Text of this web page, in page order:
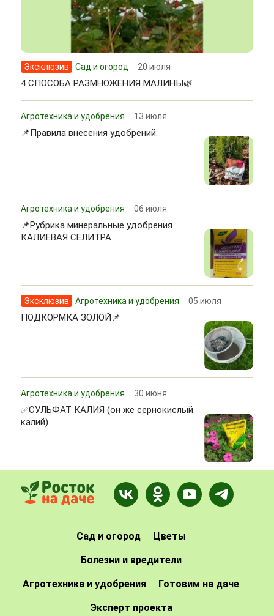
Эксклюзив Сад и огород 20 июля
4 СПОСОБА РАЗМНОЖЕНИЯ МАЛИНЫ🌿
Агротехника и удобрения 13 июля
📌Правила внесения удобрений.
Агротехника и удобрения 06 июля
📌Рубрика минеральные удобрения.
КАЛИЕВАЯ СЕЛИТРА.
Эксклюзив Агротехника и удобрения 05 июля
ПОДКОРМКА ЗОЛОЙ📌
Агротехника и удобрения 30 июня
✅СУЛЬФАТ КАЛИЯ (он же сернокислый
калий).
Сад и огород Цветы
Болезни и вредители
Агротехника и удобрения Готовим на даче
Эксперт проекта